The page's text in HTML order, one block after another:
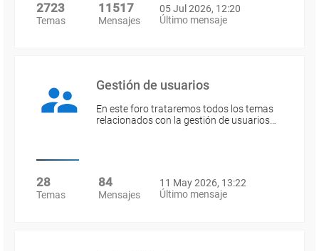
2723
Temas
11517
Mensajes
05 Jul 2026, 12:20
Último mensaje
Gestión de usuarios
En este foro trataremos todos los temas
relacionados con la gestión de usuarios…
28
Temas
84
Mensajes
11 May 2026, 13:22
Último mensaje